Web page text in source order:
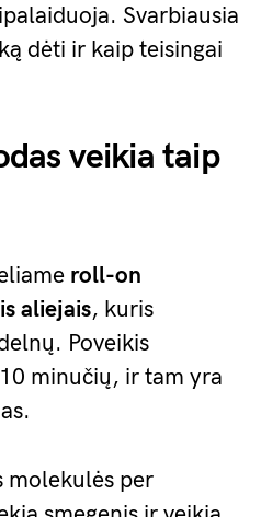
Svarbiausia
dėti ir kaip teisingai
veikia taip
roll-on
aliejais, kuris
Poveikis
minučių, ir tam yra
molekulės per